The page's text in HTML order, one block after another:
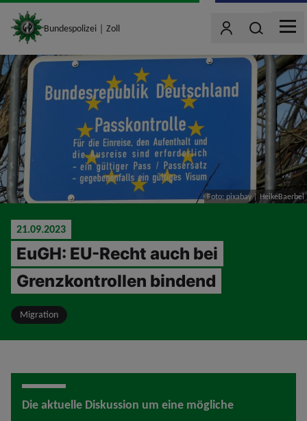
jumpToMain
site_logo
Bundespolizei｜Zoll BenutzerWonach
MENU
Foto: pixabay | HeikeBaerbel
21.09.2023
EuGH: EU-Recht auch bei
Grenzkontrollen bindend
Migration
Die aktuelle Diskussion um eine mögliche